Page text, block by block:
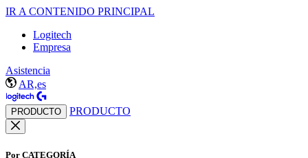
IR A CONTENIDO PRINCIPAL
Logitech
Empresa
Asistencia
AR,es
PRODUCTO PRODUCTO
Por CATEGORÍA